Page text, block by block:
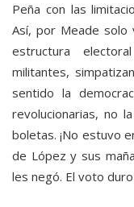
Peña con las
Así, por Meade solo
estructura
militantes,
sentido la
revolucionarias, no
boletas. ¡No estuvo
de López y sus
les negó. El voto